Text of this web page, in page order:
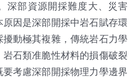
深部資源開採難度大、災害
因是深部開採中岩石賦存環
動極其複雜，傳統岩石力學
石類准脆性材料的損傷破裂
考慮深部開採物理力學邊界